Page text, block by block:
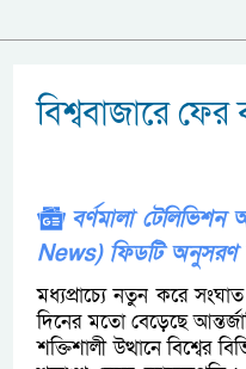
বিশ্ববাজারে
বর্ণমালা
News) ফিডটি
মধ্যপ্রাচ্যে নতুন করে
দিনের মতো বেড়েছে
শক্তিশালী উত্থানে বিশ্বের